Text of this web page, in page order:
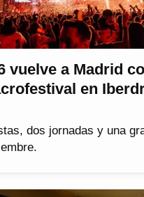
vuelve a Madrid
en
dos jornadas y una